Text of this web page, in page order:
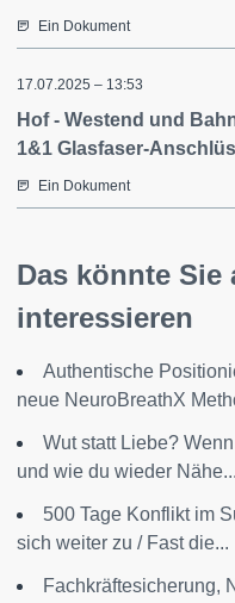
Ein Dokument
17.07.2025 – 13:53
Hof - Westend und
1&1 Glasfaser-
Ein Dokument
Das könnte Sie
interessieren
Authentische
neue NeuroBreathX
Wut statt Liebe?
und wie du wieder Nähe...
500 Tage Konflikt im
sich weiter zu / Fast die...
Fachkräftesicherung,